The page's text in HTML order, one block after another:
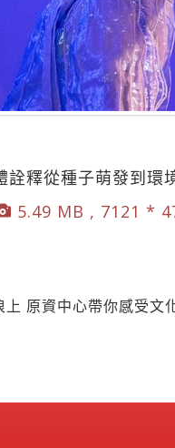
釋從種子萌發到環
5.49 MB , 7121 *
原資中心帶你感受文